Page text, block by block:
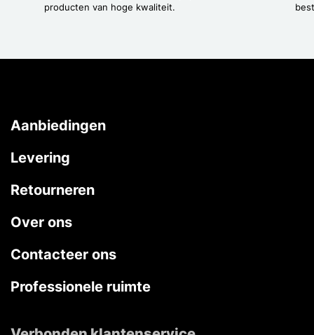
producten van hoge kwaliteit.
Aanbiedingen
Levering
Retourneren
Over ons
Contacteer ons
Professionele ruimte